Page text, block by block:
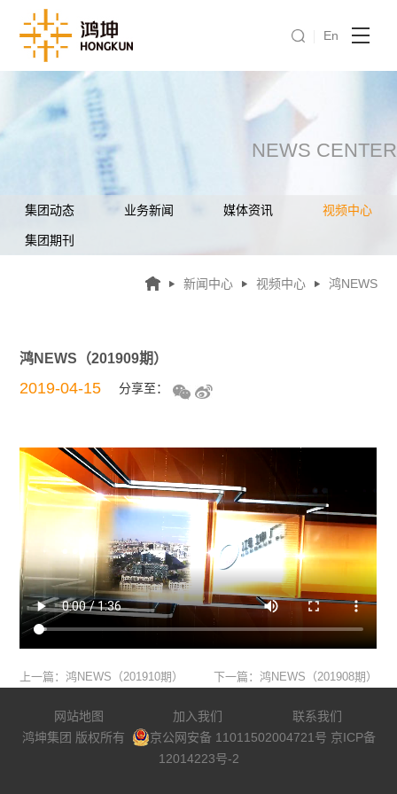
En
NEWS CENTER
集团动态 业务新闻 媒体资讯 视频中心
集团期刊
新闻中心 视频中心 鸿NEWS
鸿NEWS（201909期）
2019-04-15 分享至：
上一篇：鸿NEWS（201910期） 下一篇：鸿NEWS（201908期）
网站地图 加入我们
联系我们
鸿坤集团 版权所有
京公网安备 11011502004721号 京ICP备
12014223号-2